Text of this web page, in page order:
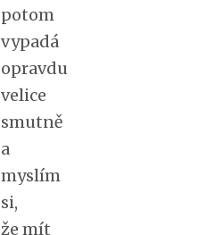
potom
vypadá
opravdu
velice
smutně
a
myslím
si,
že mít